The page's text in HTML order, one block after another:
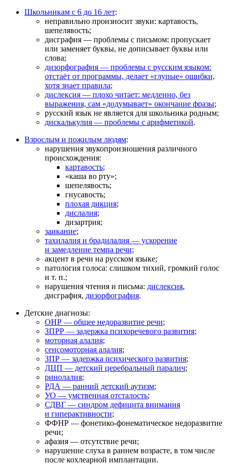
Школьникам с 6 до 16 лет:
неправильно произносит звуки: картавость,
шепелявость;
дисграфия — проблемы с письмом: пропускает
или заменяет буквы, не дописывает буквы или
слова;
дизорфография — проблемы с русским языком:
отстаёт от программы, делает «глупые» ошибки,
хотя знает правила;
дислексия — плохо читает: медленно, без
выражения, сам «додумывает» окончание фразы;
русский язык не является для школьника родным;
дискалькулия — проблемы с арифметикой.
Взрослым и пожилым людям:
нарушения звукопроизношения различного
происхождения:
картавость;
«каша во рту»;
шепелявость;
гнусавость;
плохая дикция;
дислалия;
дизартрия;
заикание;
тахилалия и брадилалия — ускорение
и замедление темпа речи;
акцент в речи на русском языке;
патология голоса: слишком тихий, громкий голос
и т. п.;
нарушения чтения и письма: дислексия,
дисграфия, дизорфография.
Детские диагнозы:
ОНР — общее недоразвитие речи;
ЗПРР — задержка психоречевого развития;
моторная алалия;
сенсомоторная алалия;
ЗПР — задержка психического развития;
ДЦП — детский церебральный паралич;
ринолалия;
РДА — ранний детский аутизм;
УО — умственная отсталость;
СДВГ — синдром дефицита внимания
и гиперактивности;
ФФНР — фонетико-фонематическое недоразвитие
речи;
афазия — отсутствие речи;
нарушение слуха в раннем возрасте, в том числе
после кохлеарной имплантации.